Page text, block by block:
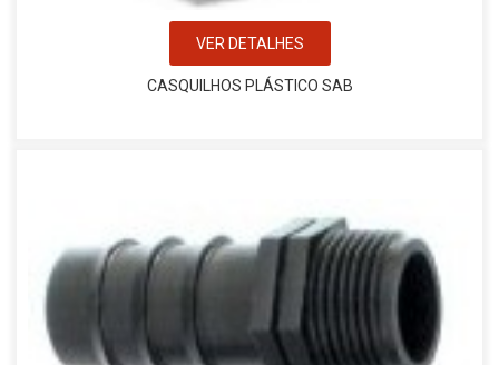
VER DETALHES
CASQUILHOS PLÁSTICO SAB